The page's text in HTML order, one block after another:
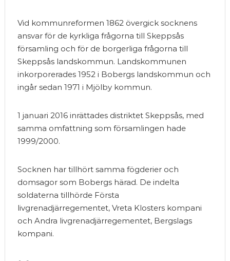
Vid kommunreformen 1862 övergick socknens
ansvar för de kyrkliga frågorna till Skeppsås
församling och för de borgerliga frågorna till
Skeppsås landskommun. Landskommunen
inkorporerades 1952 i Bobergs landskommun och
ingår sedan 1971 i Mjölby kommun.
1 januari 2016 inrättades distriktet Skeppsås, med
samma omfattning som församlingen hade
1999/2000.
Socknen har tillhört samma fögderier och
domsagor som Bobergs härad. De indelta
soldaterna tillhörde Första
livgrenadjärregementet, Vreta Klosters kompani
och Andra livgrenadjärregementet, Bergslags
kompani.